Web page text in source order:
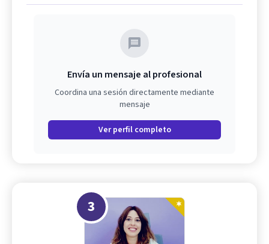
Envía un mensaje al profesional
Coordina una sesión directamente mediante
mensaje
Ver perfil completo
3